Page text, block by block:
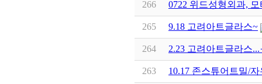
266 0722 위드성형외과,
265 9.18 고려아트글라스~
264 2.23 고려아트글라스
263 10.17 존스튜어트밀/자